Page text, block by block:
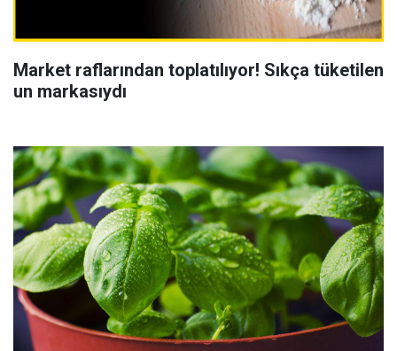
Market raflarından toplatılıyor! Sıkça tüketilen
un markasıydı